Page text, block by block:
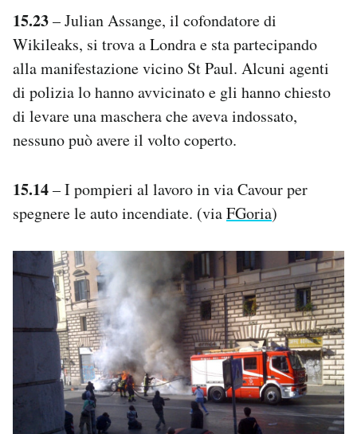
15.23– Julian Assange, il cofondatore di
Wikileaks, si trova a Londra e sta partecipando
alla manifestazione vicino St Paul. Alcuni agenti
di polizia lo hanno avvicinato e gli hanno chiesto
di levare una maschera che aveva indossato,
nessuno può avere il volto coperto.
15.14– I pompieri al lavoro in via Cavour per
spegnere le auto incendiate. (viaFGoria)